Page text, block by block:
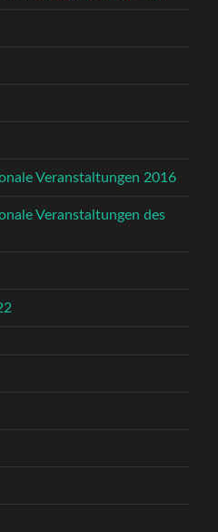
Veranstaltungen 2016
Veranstaltungen des